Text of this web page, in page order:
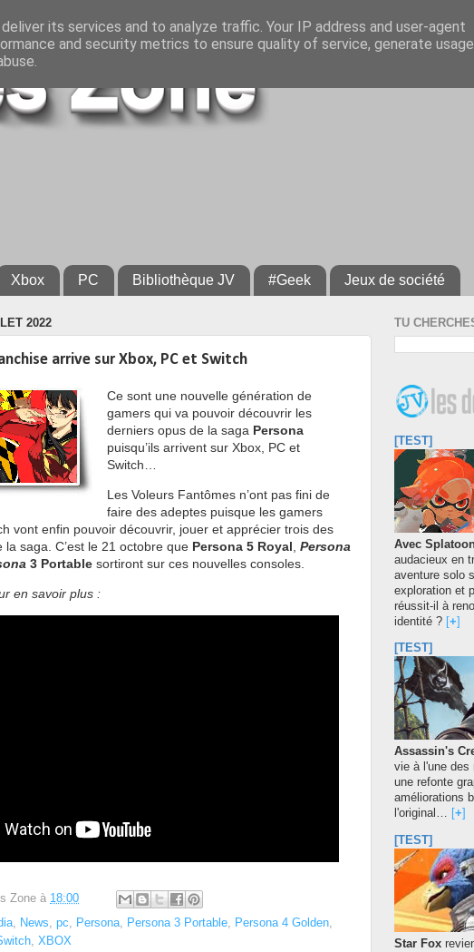
Xbox PC Bibliothèque JV #Geek Jeux de société
2022
arrive sur Xbox, PC et Switch
Ce sont une nouvelle génération de
gamers qui va pouvoir découvrir les
derniers opus de la saga Persona
puisqu’ils arrivent sur Xbox, PC et
Switch…
Les Voleurs Fantômes n’ont pas fini de
faire des adeptes puisque les gamers
vont enfin pouvoir découvrir, jouer et apprécier trois des
la saga. C’est le 21 octobre que Persona 5 Royal Persona
3 Portable sortiront sur ces nouvelles consoles.
en savoir plus :
Zone à 18:00
, News, pc, Persona, Persona 3 Portable, Persona 4 Golden,
, XBOX
TU
[TEST]
Avec
audacieux en
aventure solo
exploration et
réussit-il à
identité ? [+]
[TEST]
Assassin's
vie à l'une des
une refonte
améliorations
l'original…
+
[TEST]
Star Fox
its services and to analyze traffic. Your IP address and user-agent
and security metrics to ensure quality of service, generate usage